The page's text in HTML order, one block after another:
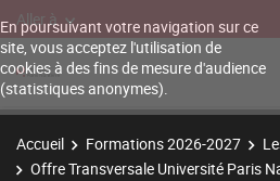
En poursuivant votre navigation sur ce
site, vous acceptez l'utilisation de
cookies à des fins de mesure d'audience
(statistiques anonymes).
Aller à
Accueil Formations 2026-2027
Offre Transversale Université Paris